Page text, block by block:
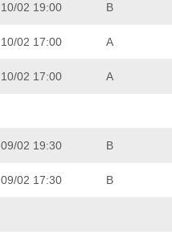
10/02 19:00 B
10/02 17:00 A
10/02 17:00 A
09/02 19:30 B
09/02 17:30 B